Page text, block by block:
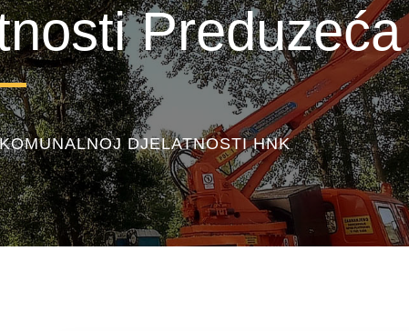
Preduzeća
DJELATNOSTI HNK